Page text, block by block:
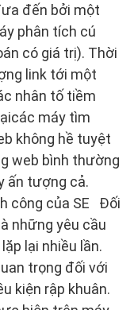
đến bởi một
phân tích cú
có giá trị). Thời
link tới một
nhân tố tiềm
máy tìm
không hề tuyệt
web bình thường
ấn tượng cả.
công của SE Đối
những yêu cầu
lại nhiều lần.
trọng đối với
kiện rập khuân.